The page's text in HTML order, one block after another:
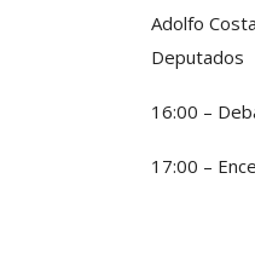
Adolfo
Deputados
16:00 –
17:00 –